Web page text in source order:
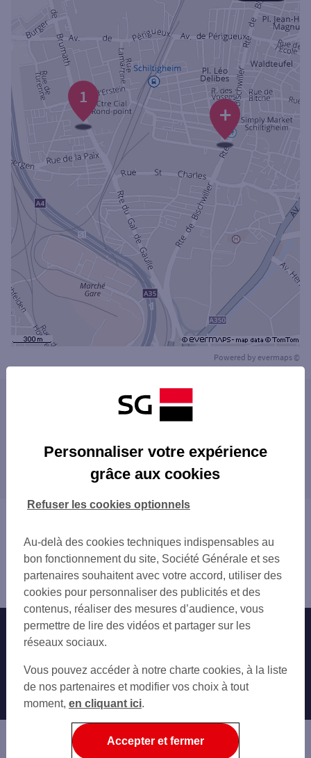
Ville / Code postal
Rue
Rechercher +
1
Powered by evermaps ©
Les distributeurs/automates dans les villes à
HOENHEIM
STRASBOURG
OSTWALD
BRUMATH
BISCHWILLER
OBERNAI
Les distributeurs/automates dans les
départements limitrophes
57 MOSELLE
88 VOSGES
Bas-Rhin
Nos engagements Nous contacter
Autres sites SG
Professionnels
Entreprises
Associations
Personnaliser votre expérience
grâce aux cookies
Au-delà des cookies techniques indispensables au
bon fonctionnement du site, Société Générale et ses
partenaires souhaitent avec votre accord, utiliser des
cookies pour personnaliser des publicités et des
contenus, réaliser des mesures d’audience, vous
permettre de lire des vidéos et partager sur les
réseaux sociaux.
Vous pouvez accéder à notre charte cookies, à la liste
de nos partenaires et modifier vos choix à tout
moment, en cliquant ici.
Refuser les cookies optionnels
Accepter et fermer